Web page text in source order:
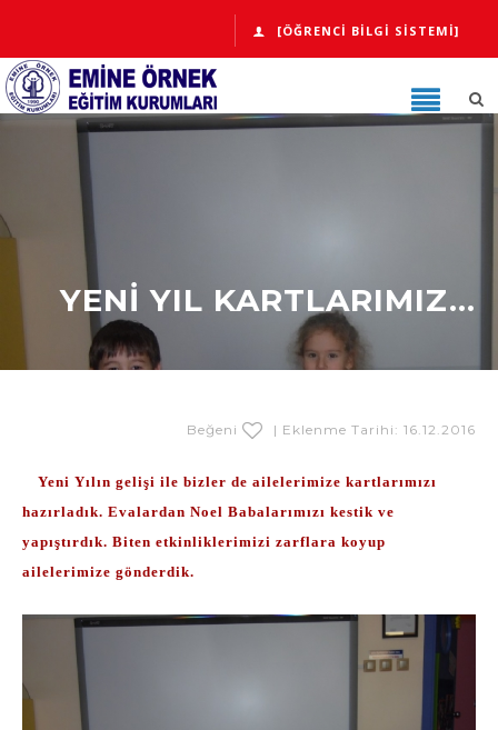
[ÖĞRENCI BILGI SISTEMI]
YENİ YIL KARTLARIMIZ...
Beğeni | Eklenme Tarihi: 16.12.2016
Yeni Yılın gelişi ile bizler de ailelerimize kartlarımızı
hazırladık. Evalardan Noel Babalarımızı kestik ve
yapıştırdık. Biten etkinliklerimizi zarflara koyup
ailelerimize gönderdik.